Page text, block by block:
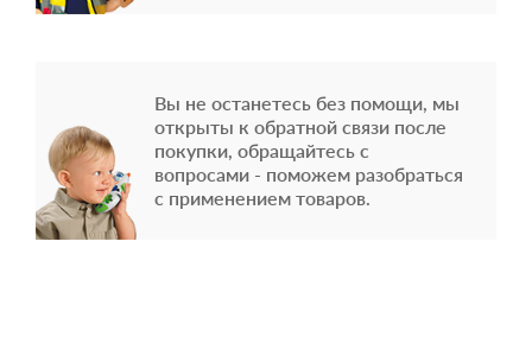
Вы не останетесь без помощи, мы
открыты к обратной связи после
покупки, обращайтесь с
вопросами - поможем разобраться
с применением товаров.